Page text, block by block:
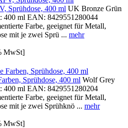
Sprühdose, 400 ml UK Bronze Grün
400 ml EAN: 8429551280044
Farbe, geeignet für Metall,
mit je zwei Sprü ... mehr
MwSt]
Sprühdose, 400 ml Wolf Grey
400 ml EAN: 8429551280204
Farbe, geeignet für Metall,
mit je zwei Sprühknö ... mehr
MwSt]